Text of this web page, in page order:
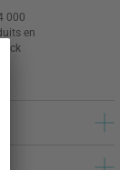
000
en
stock